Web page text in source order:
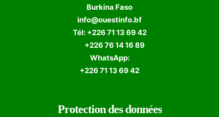
Burkina Faso
info@ouestinfo.bf
Tél: +226 71 13 69 42
+226 76 14 16 89
WhatsApp:
+226 71 13 69 42
Protection des données